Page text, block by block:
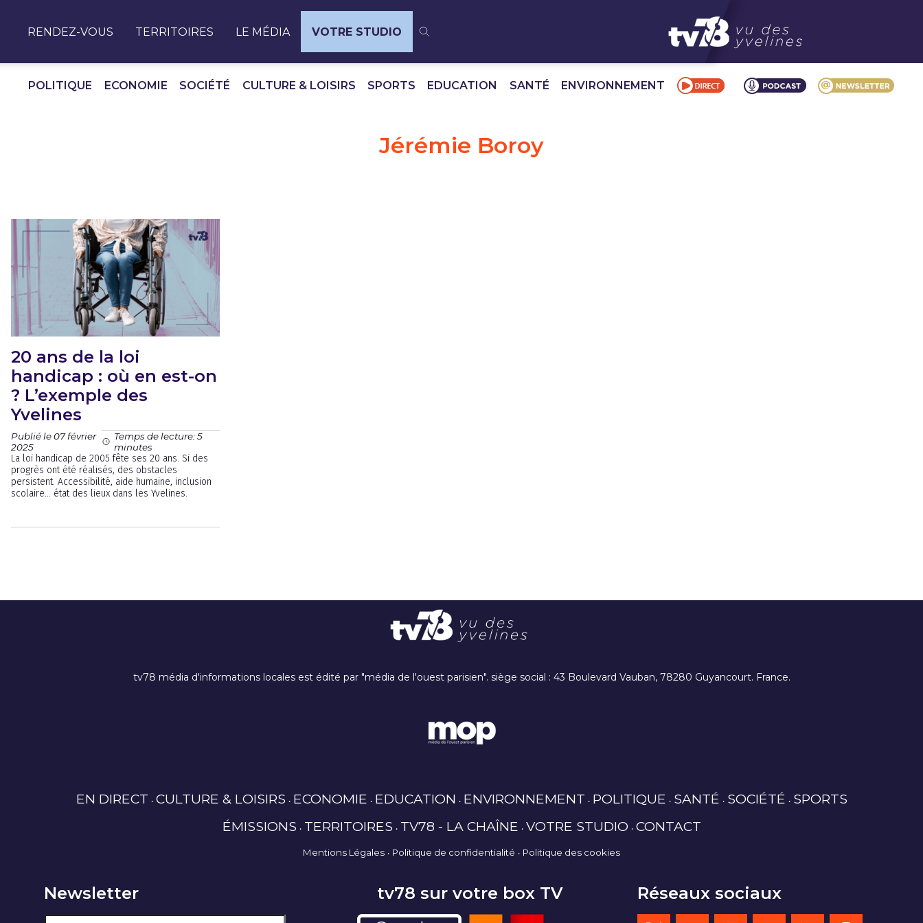
RENDEZ-VOUS TERRITOIRES LE MÉDIA VOTRE STUDIO
POLITIQUE ECONOMIE SOCIÉTÉ CULTURE & LOISIRS SPORTS EDUCATION SANTÉ ENVIRONNEMENT
Jérémie Boroy
20 ans de la loi
handicap : où en est-on
? L’exemple des
Yvelines
Publié le 07 février
2025
Temps de lecture: 5
minutes
La loi handicap de 2005 fête ses 20 ans. Si des
progrès ont été réalisés, des obstacles
persistent. Accessibilité, aide humaine, inclusion
scolaire… état des lieux dans les Yvelines.
tv78 média d'informations locales est édité par "média de l'ouest parisien". siège social : 43 Boulevard Vauban, 78280 Guyancourt. France.
EN DIRECT CULTURE & LOISIRS ECONOMIE EDUCATION ENVIRONNEMENT POLITIQUE SANTÉ SOCIÉTÉ SPORTS
ÉMISSIONS TERRITOIRES TV78 - LA CHAÎNE VOTRE STUDIO CONTACT
Mentions Légales Politique de confidentialité Politique des cookies
Newsletter tv78 sur votre box TV Réseaux sociaux